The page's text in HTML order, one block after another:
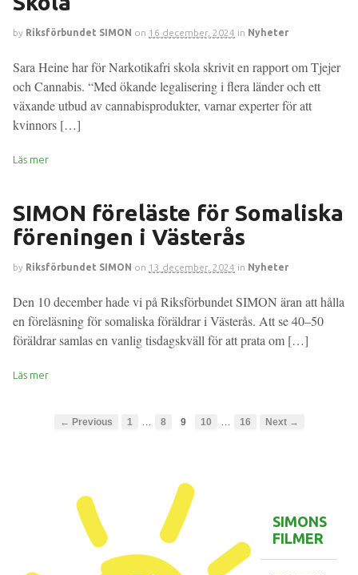
by Riksförbundet SIMON on 16 december, 2024 in Nyheter
Sara Heine har för Narkotikafri skola skrivit en rapport om Tjejer
och Cannabis. “Med ökande legalisering i flera länder och ett
växande utbud av cannabisprodukter, varnar experter för att
kvinnors […]
Läs mer
SIMON föreläste för Somaliska
föreningen i Västerås
by Riksförbundet SIMON on 13 december, 2024 in Nyheter
Den 10 december hade vi på Riksförbundet SIMON äran att hålla
en föreläsning för somaliska föräldrar i Västerås. Att se 40–50
föräldrar samlas en vanlig tisdagskväll för att prata om […]
Läs mer
← Previous 1 … 8 9 10 … 16 Next →
SIMONS
FILMER